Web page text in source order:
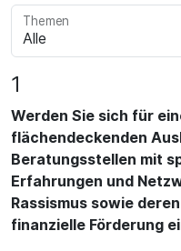
Themen
1
Werden Sie sich für
flächendeckenden
Beratungsstellen mit
Erfahrungen und
Rassismus sowie
finanzielle Förderung